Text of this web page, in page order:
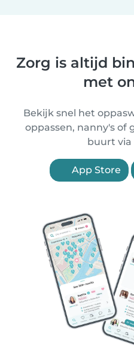
Zorg is altijd
met
Bekijk snel het
oppassen, nanny's of
buurt via
App Store